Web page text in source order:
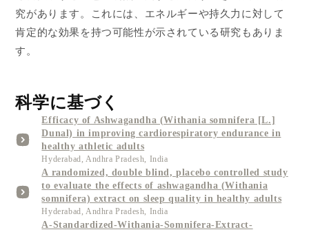
究があります。これには、エネルギーや持久力に対して
肯定的な効果を持つ可能性が示されている研究もありま
す。
科学に基づく
Efficacy of Ashwagandha (Withania somnifera [L.]
Dunal) in improving cardiorespiratory endurance in
healthy athletic adults
Hyderabad, Andhra Pradesh, India
A randomized, double blind, placebo controlled study
to evaluate the effects of ashwagandha (Withania
somnifera) extract on sleep quality in healthy adults
Hyderabad, Andhra Pradesh, India
A-Standardized-Withania-Somnifera-Extract-